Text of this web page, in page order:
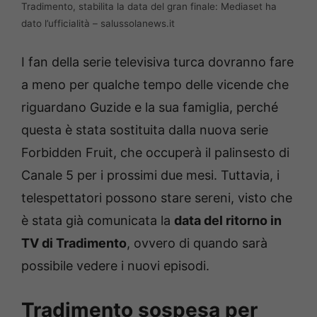
Tradimento, stabilita la data del gran finale: Mediaset ha
dato l’ufficialità – salussolanews.it
I fan della serie televisiva turca dovranno fare
a meno per qualche tempo delle vicende che
riguardano Guzide e la sua famiglia, perché
questa è stata sostituita dalla nuova serie
Forbidden Fruit, che occuperà il palinsesto di
Canale 5 per i prossimi due mesi. Tuttavia, i
telespettatori possono stare sereni, visto che
è stata già comunicata la data del ritorno in
TV di Tradimento, ovvero di quando sarà
possibile vedere i nuovi episodi.
Tradimento sospesa per